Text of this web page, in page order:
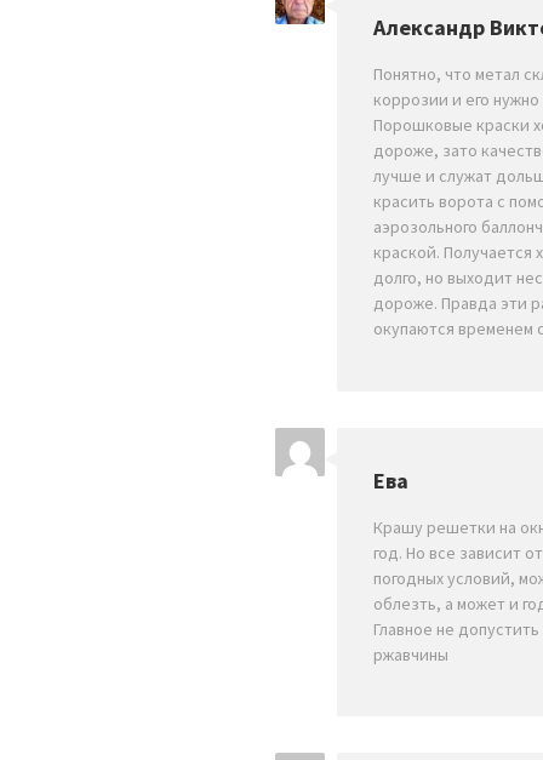
Александр
Понятно, что метал
коррозии и его
Порошковые краски
дороже, зато
лучше и служат
красить ворота с
аэрозольного
краской. Получается
долго, но выходит
дороже. Правда эти
окупаются временем
Ева
Крашу решетки на
год. Но все зависит
погодных условий,
облезть, а может и
Главное не
ржавчины